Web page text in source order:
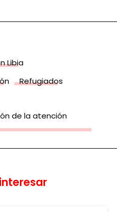
Libia
Refugiados
de la atención